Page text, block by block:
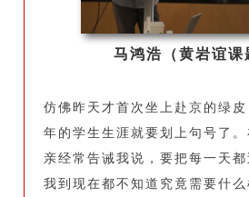
马鸿浩（黄岩谊课
仿佛昨天才首次坐上赴京的绿
年的学生生涯就要划上句号了
亲经常告诫我说，要把每一天
我到现在都不知道究竟需要什